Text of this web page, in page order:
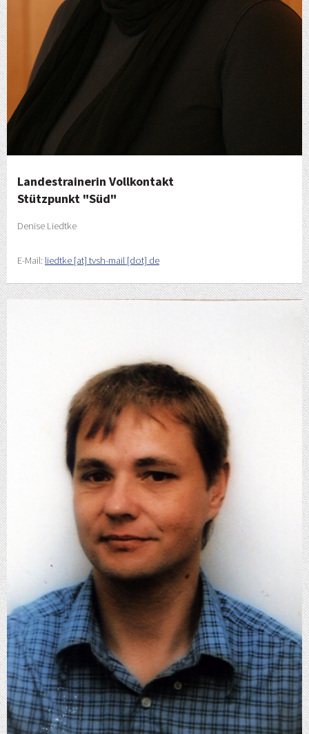
Landestrainerin Vollkontakt
Stützpunkt "Süd"
Denise Liedtke
E-Mail: liedtke [at] tvsh-mail [dot] de